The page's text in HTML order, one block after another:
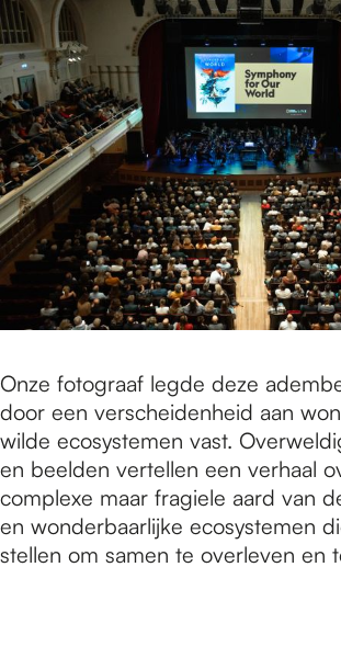
Onze fotograaf legde deze
door een verscheidenheid aan
wilde ecosystemen vast.
en beelden vertellen een verhaal
complexe maar fragiele aard van
en wonderbaarlijke ecosystemen
stellen om samen te overleven en